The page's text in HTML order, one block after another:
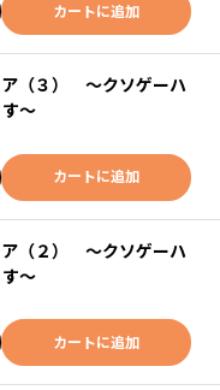
カートに追加
ア（３） ～クソゲーハ
～
カートに追加
ア（２） ～クソゲーハ
～
カートに追加